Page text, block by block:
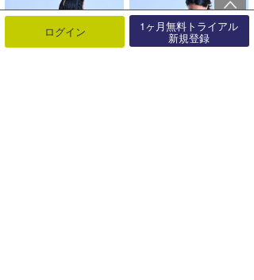
ログイン 1ヶ月無料トライアル
新規登録